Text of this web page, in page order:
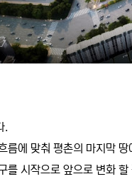
.
름에 맞춰 평촌의 마지막
를 시작으로 앞으로 변화